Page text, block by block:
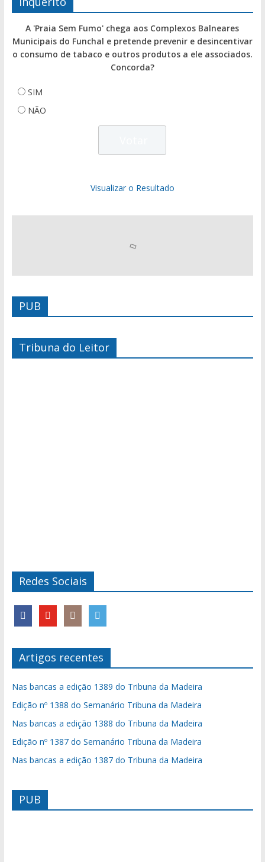
A 'Praia Sem Fumo' chega aos Complexos Balneares
Municipais do Funchal e pretende prevenir e desincentivar
o consumo de tabaco e outros produtos a ele associados.
Concorda?
SIM
NÃO
Visualizar o Resultado
PUB
Tribuna do Leitor
Redes Sociais
Artigos recentes
Nas bancas a edição 1389 do Tribuna da Madeira
Edição nº 1388 do Semanário Tribuna da Madeira
Nas bancas a edição 1388 do Tribuna da Madeira
Edição nº 1387 do Semanário Tribuna da Madeira
Nas bancas a edição 1387 do Tribuna da Madeira
PUB